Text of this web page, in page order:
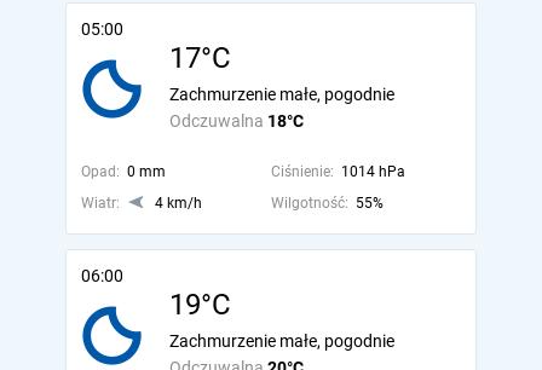
05:00
17°C
Odczuwalna 18°C
Zachmurzenie małe, pogodnie
Opad: 0 mm Ciśnienie: 1014 hPa
Wiatr:
4 km/h Wilgotność: 55%
06:00
19°C
Zachmurzenie małe, pogodnie